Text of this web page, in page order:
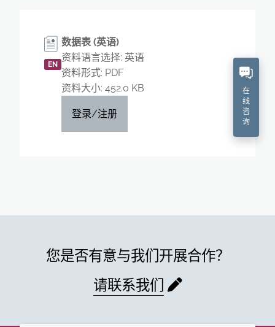
EN
数据表 (英语)
资料语言选择: 英语
资料形式: PDF
资料大小: 452.0 KB
登录/注册
您是否有意与我们开展合作？
请联系我们
在
线
咨
询